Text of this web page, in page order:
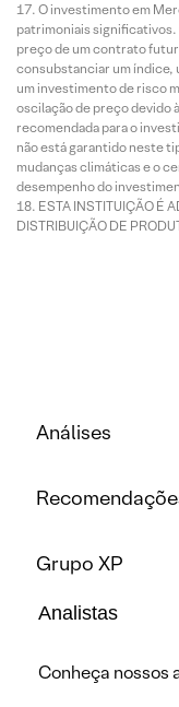
O investimento em
patrimoniais
preço de um contrato
consubstanciar um índice,
um investimento de risco
oscilação de preço devido
recomendada para o
não está garantido neste
mudanças climáticas e o
desempenho do
ESTA INSTITUIÇÃO É
DISTRIBUIÇÃO DE
Análises
Grupo XP
Analistas
Conheça nossos